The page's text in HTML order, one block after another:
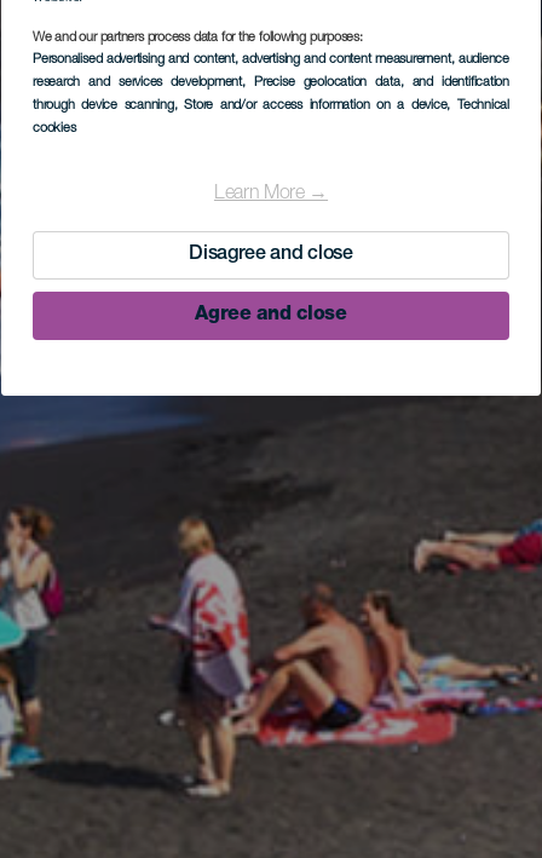
We and our partners process data for the following purposes:
Personalised advertising and content, advertising and content measurement, audience
research and services development, Precise geolocation data, and identification
through device scanning, Store and/or access information on a device, Technical
cookies
Learn More →
Disagree and close
Agree and close